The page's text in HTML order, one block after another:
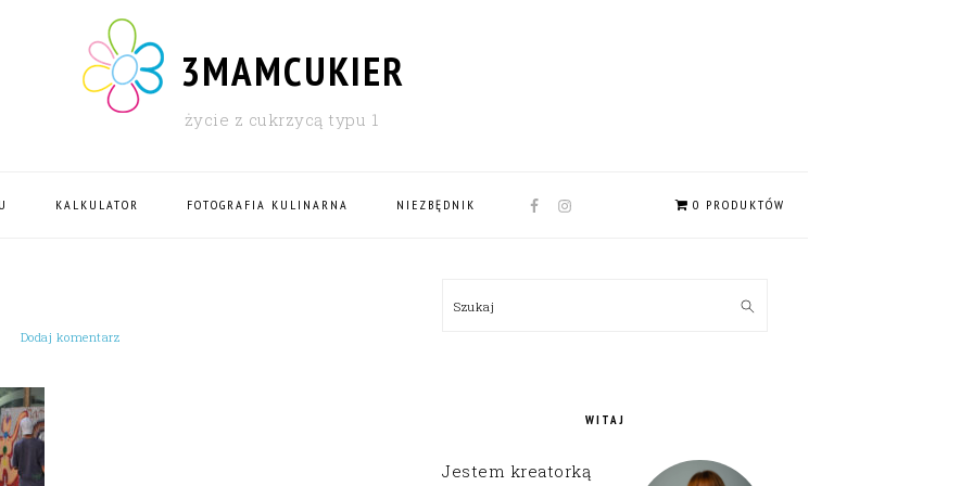
3MAMCUKIER
życie z cukrzycą typu 1
KALKULATOR FOTOGRAFIA KULINARNA NIEZBĘDNIK
NAV
0 PRODUKTÓW
Dodaj komentarz
SIDEBAR
Szukaj
WITAJ
Jestem kreatorką